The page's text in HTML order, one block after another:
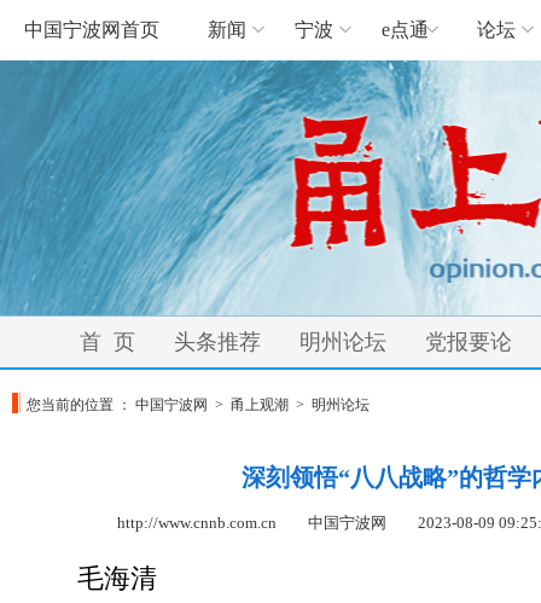
中国宁波网首页 新闻 宁波 e点通 论坛
首 页 头条推荐 明州论坛 党报要论
您当前的位置 ： 中国宁波网 > 甬上观潮 > 明州论坛
深刻领悟“八八战略”的哲学
http://www.cnnb.com.cn 中国宁波网 2023-08-09
毛海清